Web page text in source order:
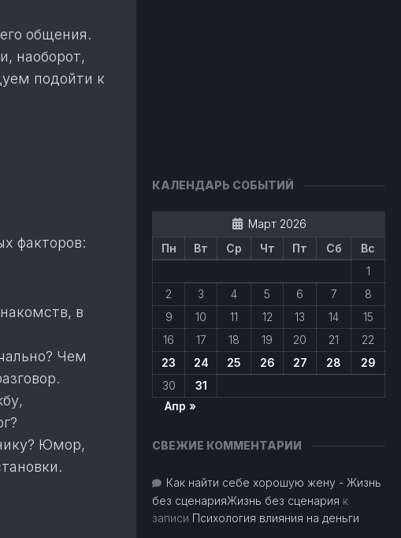
общения.
наоборот,
подойти к
факторов:
в
Чем
Юмор,
КАЛЕНДАРЬ СОБЫТИЙ
Март 2026
Пн
Вт Ср Чт Пт Сб
Вс
1
2
3 4 5 6 7
8
9
10 11 12 13 14
15
16
17 18 19 20 21
22
23
24 25 26 27 28
29
30
31
Апр »
СВЕЖИЕ КОММЕНТАРИИ
Как найти себе хорошую жену - Жизнь
без сценарияЖизнь без сценария к
записи Психология влияния на деньги